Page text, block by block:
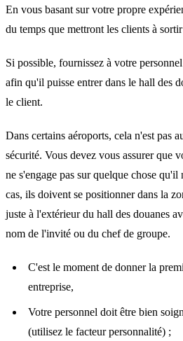
En vous basant sur votre propre
du temps que mettront les clients à
Si possible, fournissez à votre
afin qu'il puisse entrer dans le hall des
le client.
Dans certains aéroports, cela n'est pas
sécurité. Vous devez vous assurer que
ne s'engage pas sur quelque chose qu'il
cas, ils doivent se positionner dans la
juste à l'extérieur du hall des douanes
nom de l'invité ou du chef de groupe.
C'est le moment de donner la
entreprise,
Votre personnel doit être bien
(utilisez le facteur personnalité) ;